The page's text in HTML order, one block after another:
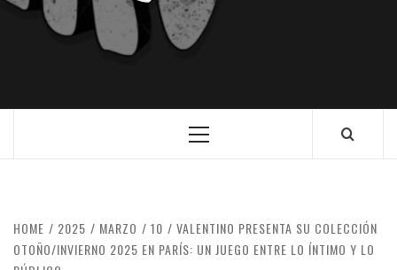
HOME 2025 MARZO 10
VALENTINO PRESENTA SU COLECCIÓN
OTOÑO/INVIERNO 2025 EN PARÍS: UN JUEGO ENTRE LO ÍNTIMO Y LO